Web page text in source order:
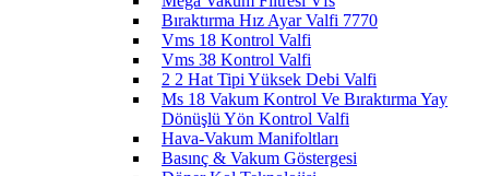
Bıraktırma Hız Ayar Valfi 7770
Vms 18 Kontrol Valfi
Vms 38 Kontrol Valfi
2 2 Hat Tipi Yüksek Debi Valfi
Ms 18 Vakum Kontrol Ve Bıraktırma Yay
Dönüşlü Yön Kontrol Valfi
Hava-Vakum Manifoltları
Basınç & Vakum Göstergesi